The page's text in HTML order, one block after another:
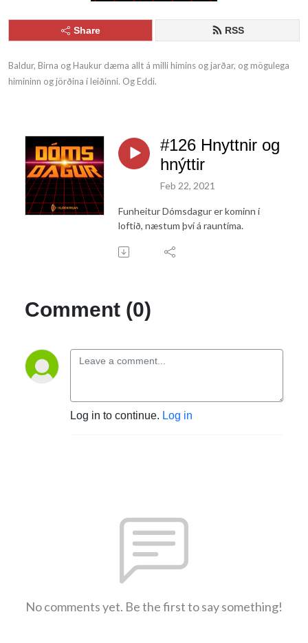
Share RSS
Baldur, Birna og Haukur dæma allt á milli himins og jarðar, og mögulega
himininn og jörðina í leiðinni. Og Eddi.
#126 Hnyttnir og
hnýttir
Feb 22, 2021
Funheitur Dómsdagur er kominn í
loftið, næstum því á rauntíma.
Comment (0)
Log in to continue. Log in
No comments yet. Be the first to say something!